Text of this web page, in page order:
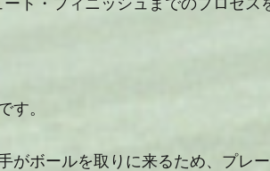
ト・フィニッシュまでのプロセス
す。
がボールを取りに来るため、プレ